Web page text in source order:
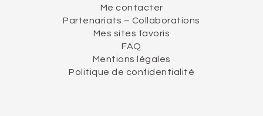
Me contacter
Partenariats – Collaborations
Mes sites favoris
FAQ
Mentions légales
Politique de confidentialité